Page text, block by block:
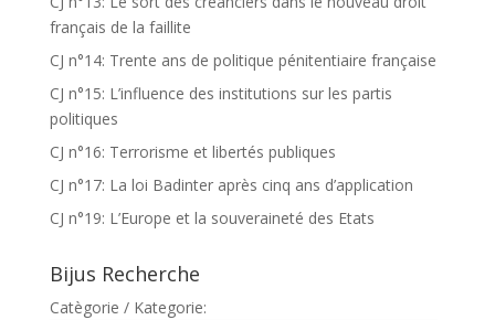
français de la faillite
CJ n°14: Trente ans de politique pénitentiaire française
CJ n°15: L’influence des institutions sur les partis
politiques
CJ n°16: Terrorisme et libertés publiques
CJ n°17: La loi Badinter après cinq ans d’application
CJ n°19: L’Europe et la souveraineté des Etats
Bijus Recherche
Catègorie / Kategorie: